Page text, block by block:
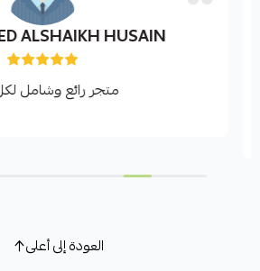
ALSHAIKH HUSAIN
متجر رائع وشامل
العودة إلى أعلى